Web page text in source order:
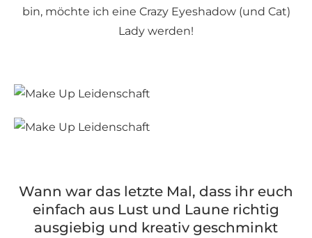
bin, möchte ich eine Crazy Eyeshadow (und Cat)
Lady werden!
Wann war das letzte Mal, dass ihr euch
einfach aus Lust und Laune richtig
ausgiebig und kreativ geschminkt